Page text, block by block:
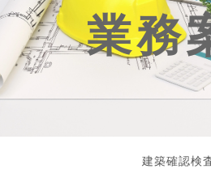
業務
建築確認